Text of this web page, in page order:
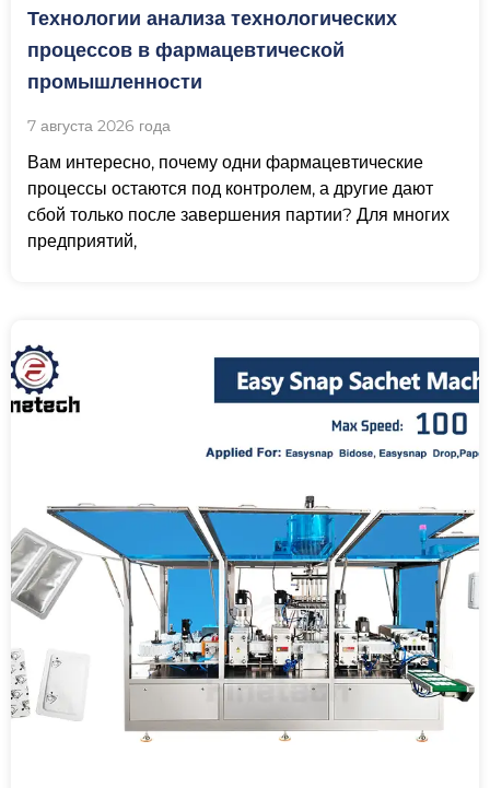
Технологии анализа технологических
процессов в фармацевтической
промышленности
7 августа 2026 года
Вам интересно, почему одни фармацевтические
процессы остаются под контролем, а другие дают
сбой только после завершения партии? Для многих
предприятий,